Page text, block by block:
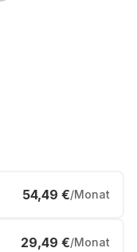
54,49 €/Monat
29,49 €/Monat